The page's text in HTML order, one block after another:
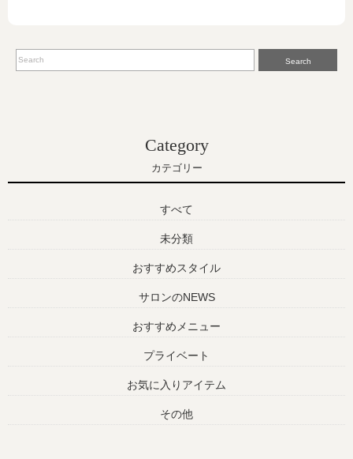
Search
Category
カテゴリー
すべて
未分類
おすすめスタイル
サロンのNEWS
おすすめメニュー
プライベート
お気に入りアイテム
その他